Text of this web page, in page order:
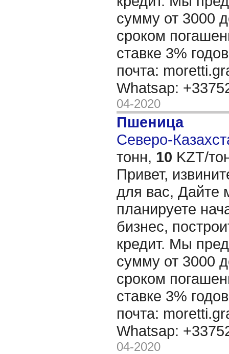
сумму от 3000
сроком
ставке 3%
почта:
Whatsap:
04-2020
Пшеница
Северо-
тонн, 10 KZT/
Привет,
для вас, Дайте
планируете
бизнес,
кредит. Мы
сумму от 3000
сроком
ставке 3%
почта:
Whatsap:
04-2020